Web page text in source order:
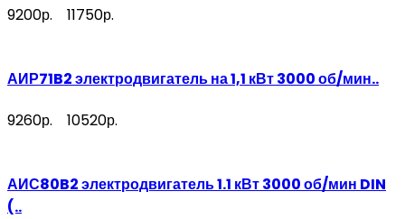
9200р. 11750р.
АИР71B2 электродвигатель на 1,1 кВт 3000 об/мин..
9260р. 10520р.
АИС80B2 электродвигатель 1.1 кВт 3000 об/мин DIN
(..